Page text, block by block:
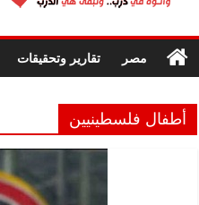
في
درب..
هي
الدرب
مصر تقارير وتحقيقات
أطفال فلسطينيين